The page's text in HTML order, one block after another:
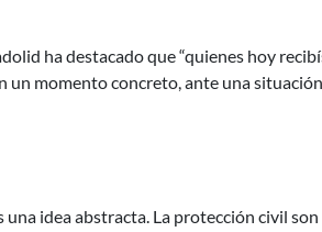
ha destacado que “quienes hoy
momento concreto, ante una
idea abstracta. La protección civil